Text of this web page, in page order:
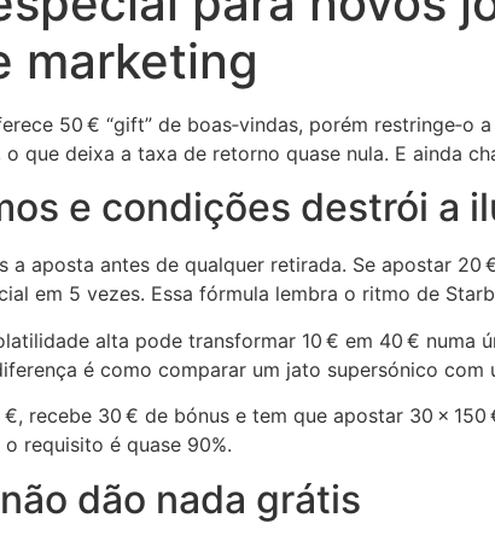
marketing
50 € “gift” de boas‑vindas, porém restringe‑o
que deixa a taxa de retorno quase nula. E ainda
e condições destrói a
aposta antes de qualquer retirada. Se apostar
em 5 vezes. Essa fórmula lembra o ritmo de
alta pode transformar 10 € em 40 € numa
é como comparar um jato supersónico com
recebe 30 € de bónus e tem que apostar 30 ×
requisito é quase 90%.
dão nada grátis